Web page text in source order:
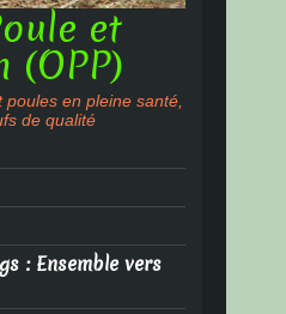
et
(OPP)
en pleine santé,
de qualité
: Ensemble vers